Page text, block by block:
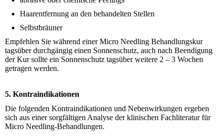
Haarentfernung an den behandelten Stellen
Selbstbräuner
Empfehlen Sie während einer Micro Needling Behandlungskur
tagsüber durchgängig einen Sonnenschutz, auch nach Beendigung
der Kur sollte ein Sonnenschutz tagsüber weitere 2 – 3 Wochen
getragen werden.
5. Kontraindikationen
Die folgenden Kontraindikationen und Nebenwirkungen ergeben
sich aus einer sorgfältigen Analyse der klinischen Fachliteratur für
Micro Needling-Behandlungen.